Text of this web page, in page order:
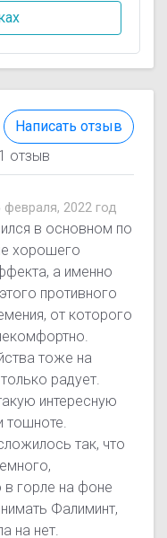
Написать отзыв
отзыв
февраля, 2022 год
в основном по
хорошего
а именно
противного
от которого
тоже на
радует.
интересную
тошноте.
так, что
горле на фоне
Фалиминт,
на нет.